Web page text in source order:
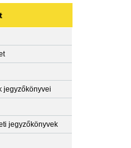
jegyzőkönyvei
jegyzőkönyvek